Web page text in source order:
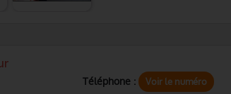
Téléphone : Voir le numéro